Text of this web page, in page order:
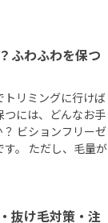
ふわふわを保つ
トリミングに行けば
つには、どんなお手
ビションフリーゼ
。 ただし、毛量が
抜け毛対策・注